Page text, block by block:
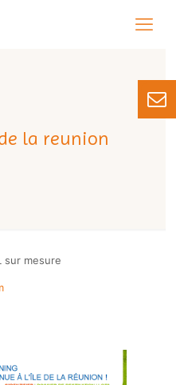
la reunion
sur mesure